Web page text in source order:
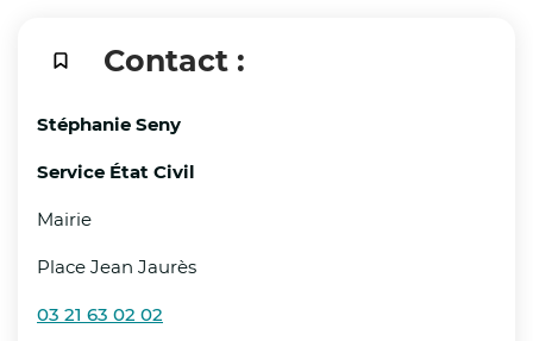
de la santé et de la sécurité de leurs
Afin de prévenir tout départ de feu et de
proximité des zones de travaux ou de récolte.
Contact :
Stéphanie Seny
Service État Civil
Mairie
Place Jean Jaurès
03 21 63 02 02